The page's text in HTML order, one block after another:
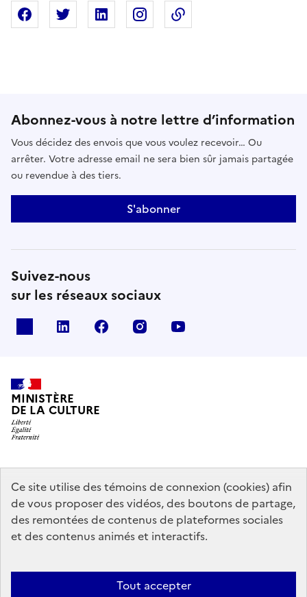
Ce site utilise des témoins de connexion (cookies) afin
de vous proposer des vidéos, des boutons de partage,
des remontées de contenus de plateformes sociales
et des contenus animés et interactifs.
Tout accepter
Partager sur Facebook
Partager sur XPartager sur Linkedin
Partager sur Instagram
Abonnez-vous à notre lettre d’information
Vous décidez des envois que vous voulez recevoir… Ou
arrêter. Votre adresse email ne sera bien sûr jamais partagée
ou revendue à des tiers.
S'abonner
Suivez-nous
sur les réseaux sociaux
linkedin facebook instagram
MINISTÈRE
DE LA CULTURE
data.gouv.fr legifrance.gouv.fr
info.gouv.fr
service-public.gouv.fr
Mentions légales Accessibilité : partiellement conforme
Politique